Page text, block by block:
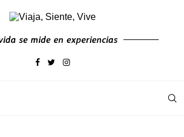
se mide en experiencias